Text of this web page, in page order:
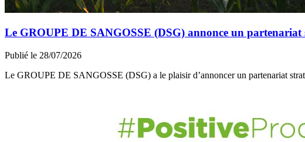
Le GROUPE DE SANGOSSE (DSG) annonce un
Publié le 28/07/2026
Le GROUPE DE SANGOSSE (DSG) a le plaisir d’annoncer un partenariat